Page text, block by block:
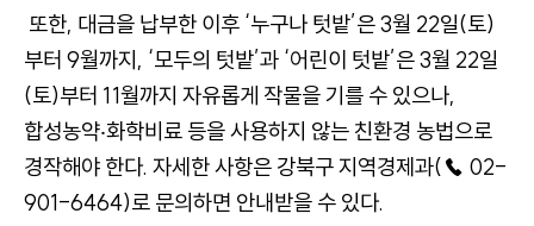
또한, 대금을 납부한 이후 ‘누구나 텃밭’은 3월 22일(토)
부터 9월까지, ‘모두의 텃밭’과 ‘어린이 텃밭’은 3월 22일
(토)부터 11월까지 자유롭게 작물을 기를 수 있으나,
합성농약‧화학비료 등을 사용하지 않는 친환경 농법으로
경작해야 한다. 자세한 사항은 강북구 지역경제과(☎ 02-
901-6464)로 문의하면 안내받을 수 있다.